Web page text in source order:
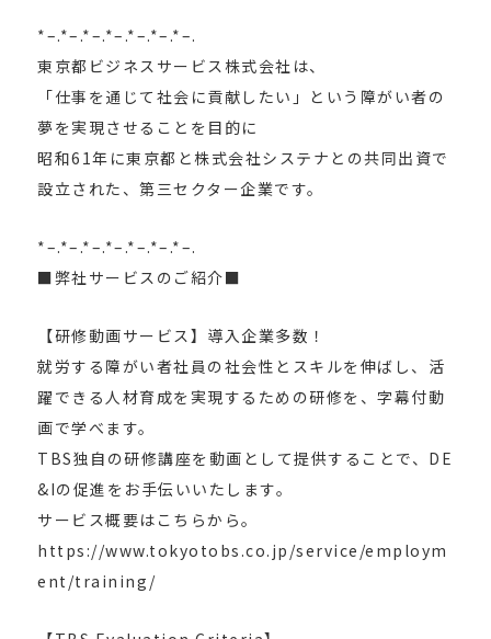
*–.*–.*–.*–.*–.*–.*–.
東京都ビジネスサービス株式会社は、
「仕事を通じて社会に貢献したい」という障がい者の
夢を実現させることを目的に
昭和61年に東京都と株式会社システナとの共同出資で
設立された、第三セクター企業です。
*–.*–.*–.*–.*–.*–.*–.
■弊社サービスのご紹介■
【研修動画サービス】導入企業多数！
就労する障がい者社員の社会性とスキルを伸ばし、活
躍できる人材育成を実現するための研修を、字幕付動
画で学べます。
TBS独自の研修講座を動画として提供することで、DE
&Iの促進をお手伝いいたします。
サービス概要はこちらから。
https://www.tokyotobs.co.jp/service/employm
ent/training/